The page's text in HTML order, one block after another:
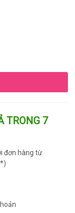
TRONG 7
đơn hàng từ